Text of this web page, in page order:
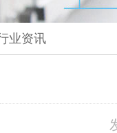
业资讯